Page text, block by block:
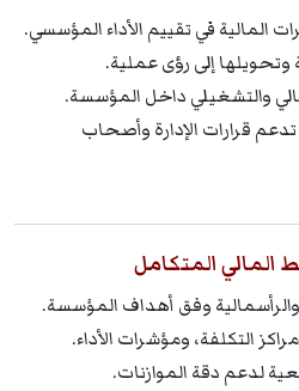
المالية في تقييم الأداء المؤسسي.
وتحويلها إلى رؤى عملية.
والتشغيلي داخل المؤسسة.
قرارات الإدارة وأصحاب
المالي المتكامل
والرأسمالية وفق أهداف المؤسسة.
التكلفة، ومؤشرات الأداء.
لدعم دقة الموازنات.